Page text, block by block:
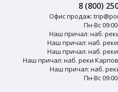
8 (800)
Офис продаж:
Пн-Вс
Наш причал: наб.
Наш причал: наб.
Наш причал: наб.
Наш причал: наб. реки
Наш причал: наб.
Пн-Вс